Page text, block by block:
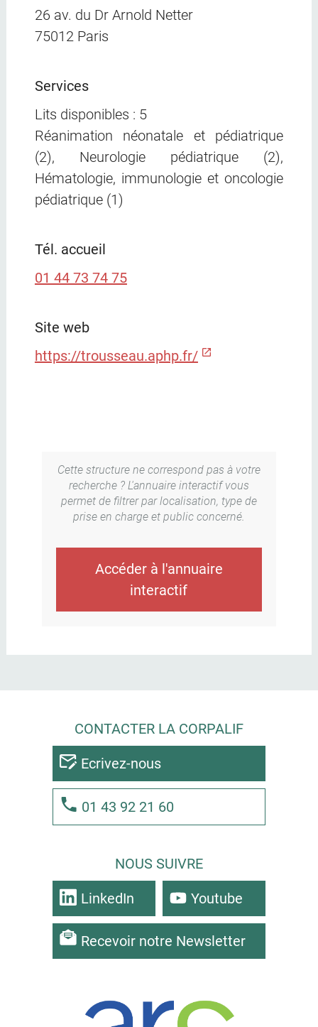
26 av. du Dr Arnold Netter
75012 Paris
Services
Lits disponibles : 5
Réanimation néonatale et pédiatrique
(2), Neurologie pédiatrique (2),
Hématologie, immunologie et oncologie
pédiatrique (1)
Tél. accueil
01 44 73 74 75
Site web
https://trousseau.aphp.fr/
Cette structure ne correspond pas à votre
recherche ? L'annuaire interactif vous
permet de filtrer par localisation, type de
prise en charge et public concerné.
Accéder à l'annuaire
interactif
CONTACTER LA CORPALIF
Ecrivez-nous
01 43 92 21 60
NOUS SUIVRE
LinkedIn Youtube
Recevoir notre Newsletter